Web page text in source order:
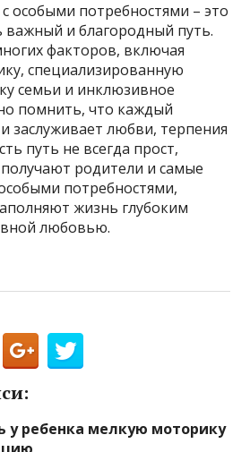
особыми потребностями – это
и благородный путь.
факторов, включая
специализированную
семьи и инклюзивное
помнить, что каждый
заслуживает любви, терпения
путь не всегда прост,
родители и самые
потребностями,
жизнь глубоким
любовью.
у ребенка мелкую моторику